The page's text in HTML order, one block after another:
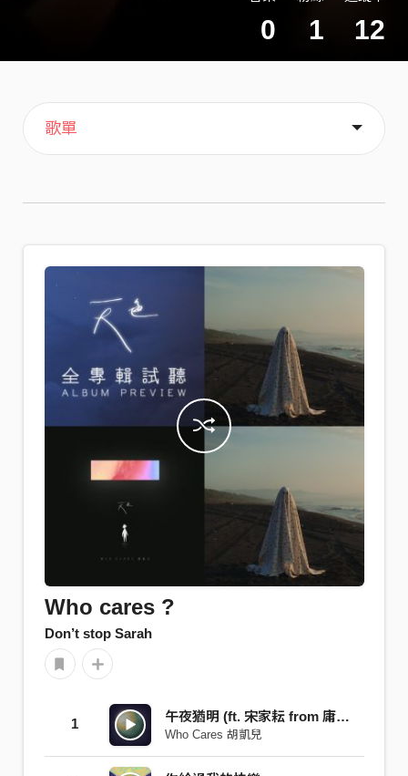
0 1 12
主頁
歌單
喜歡
關於
Who cares ?
Don’t stop Sarah
1 午夜猶明 (ft. 宋家耘 from 庸俗救星)
Who Cares 胡凱兒